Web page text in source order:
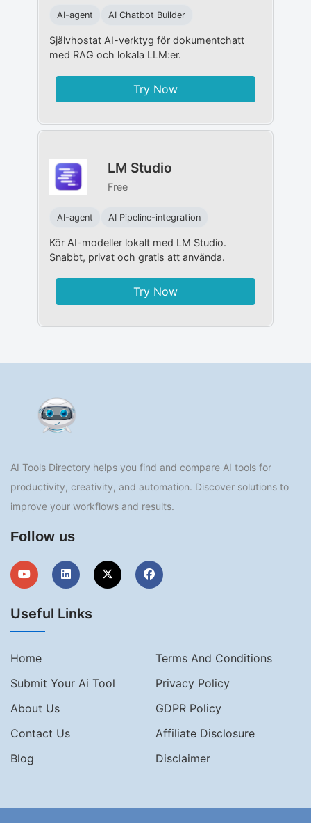
AI-agent AI Chatbot Builder
Självhostat AI-verktyg för dokumentchatt
med RAG och lokala LLM:er.
Try Now
LM Studio
Free
AI-agent AI Pipeline-integration
Kör AI-modeller lokalt med LM Studio.
Snabbt, privat och gratis att använda.
Try Now
AI Tools Directory helps you find and compare AI tools for
productivity, creativity, and automation. Discover solutions to
improve your workflows and results.
Follow us
Useful Links
Home
Terms And Conditions
Submit Your Ai Tool
Privacy Policy
About Us
GDPR Policy
Contact Us
Affiliate Disclosure
Blog
Disclaimer